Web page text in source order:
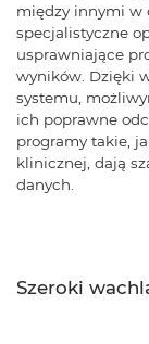
między innymi w
specjalistyczne
usprawniające
wyników. Dzięki
systemu,
ich poprawne
programy takie,
klinicznej, dają
danych.
Szeroki